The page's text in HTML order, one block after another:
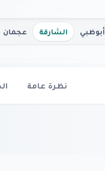
أبوظبي الشارقة عجمان
نظرة عامة